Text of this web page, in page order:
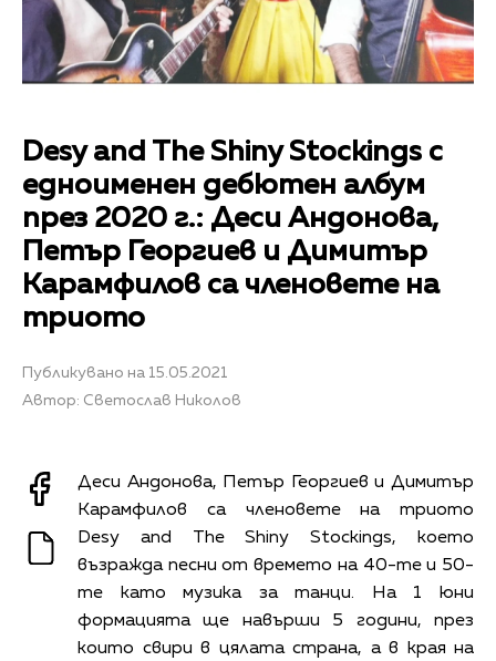
Desy and The Shiny Stockings с
едноименен дебютен албум
през 2020 г.: Деси Андонова,
Петър Георгиев и Димитър
Карамфилов са членовете на
триото
Публикувано на 15.05.2021
Автор: Светослав Николов
Деси Андонова, Петър Георгиев и Димитър
Карамфилов са членовете на триото
Desy and The Shiny Stockings, което
възражда песни от времето на 40-те и 50-
те като музика за танци. На 1 юни
формацията ще навърши 5 години, през
които свири в цялата страна, а в края на